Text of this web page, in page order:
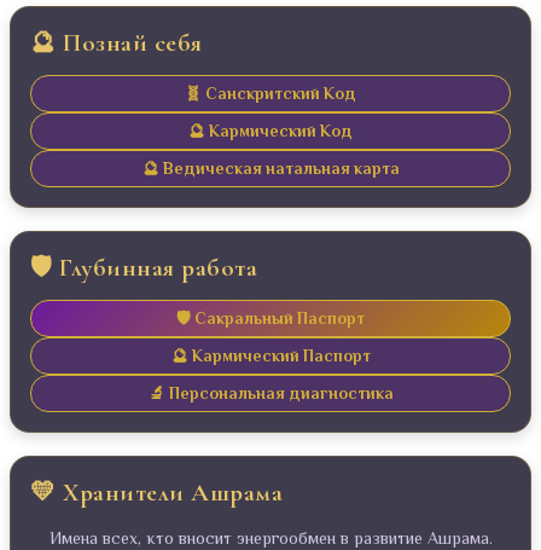
🔮 Познай себя
🧬 Санскритский Код
🔮 Кармический Код
🔮 Ведическая натальная карта
🛡️ Глубинная работа
🛡️ Сакральный Паспорт
🔮 Кармический Паспорт
🔬 Персональная диагностика
💛 Хранители Ашрама
Имена всех, кто вносит энергообмен в развитие Ашрама.